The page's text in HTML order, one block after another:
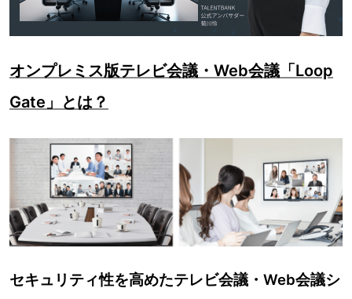
オンプレミス版テレビ会議・Web会議「Loop
Gate」とは？
セキュリティ性を高めたテレビ会議・Web会議シ